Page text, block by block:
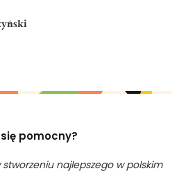
pomocny?
najlepszego w polskim